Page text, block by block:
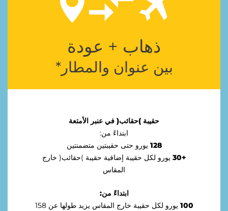
ﺫﻫﺎﺏ + ﻋﻮﺩﺓ
ﺑﻴﻦ ﻋﻨﻮﺍﻥ ﻭﺍﻟﻤﻄﺎﺭ*
ﺣﻘﻴﺒﺔ )ﺣﻘﺎﺋﺐ( ﻓﻲ ﻋﻨﺒﺮ ﺍﻷﻣﺘﻌﺔ
ﺍﺑﺘﺪﺍﺀً ﻣﻦ:
128 ﻳﻮﺭﻭ ﺣﺘﻰ ﺣﻘﻴﺒﺘﻴﻦ ﻣﺘﻀﻤﻨﺘﻴﻦ
+30
ﻳﻮﺭﻭ ﻟﻜﻞ ﺣﻘﻴﺒﺔ ﺇﺿﺎﻓﻴﺔ ﺣﻘﻴﺒﺔ )ﺣﻘﺎﺋﺐ( ﺧﺎﺭﺝ
ﺍﻟﻤﻘﺎﺱ
ﺍﺑﺘﺪﺍﺀً ﻣﻦ:
100
ﻳﻮﺭﻭ ﻟﻜﻞ ﺣﻘﻴﺒﺔ ﺧﺎﺭﺝ ﺍﻟﻤﻘﺎﺱ ﻳﺰﻳﺪ ﻃﻮﻟﻬﺎ ﻋﻦ 158